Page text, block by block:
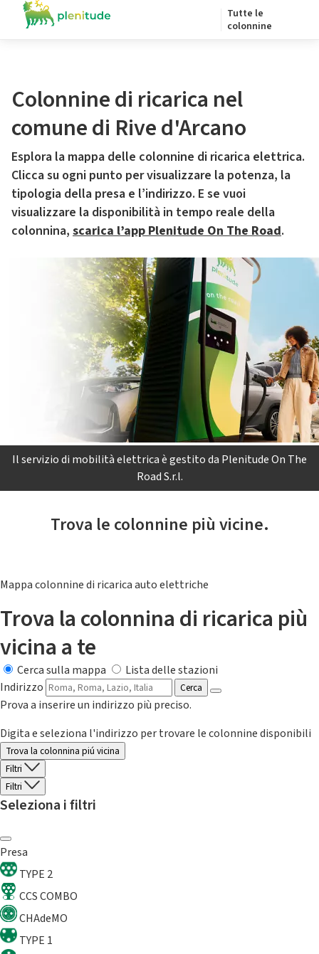
Tutte le
colonnine
Colonnine di ricarica nel
comune di Rive d'Arcano
Esplora la mappa delle colonnine di ricarica elettrica.
Clicca su ogni punto per visualizzare la potenza, la
tipologia della presa e l’indirizzo. E se vuoi
visualizzare la disponibilità in tempo reale della
colonnina, scarica l’app Plenitude On The Road.
Il servizio di mobilità elettrica è gestito da Plenitude On The
Road S.r.l.
Trova le colonnine più vicine.
Mappa colonnine di ricarica auto elettriche
Trova la colonnina di ricarica più
vicina a te
Cerca sulla mappa
Lista delle stazioni
Indirizzo
Cerca
Prova a inserire un indirizzo più preciso.
Digita e seleziona l'indirizzo per trovare le colonnine disponibili
Trova la colonnina piú vicina
Filtri
Filtri
Seleziona i filtri
Presa
TYPE 2
CCS COMBO
CHAdeMO
TYPE 1